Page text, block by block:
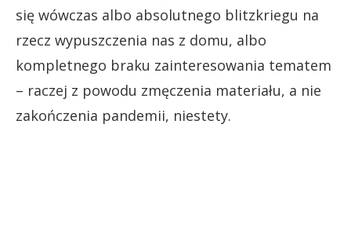
się wówczas albo absolutnego blitzkriegu na
rzecz wypuszczenia nas z domu, albo
kompletnego braku zainteresowania tematem
– raczej z powodu zmęczenia materiału, a nie
zakończenia pandemii, niestety.